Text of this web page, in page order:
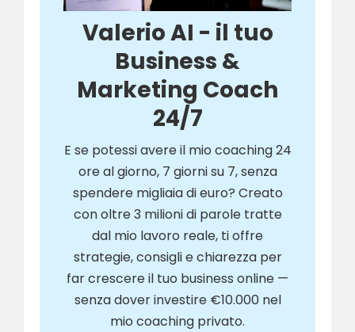
Valerio AI - il tuo
Business &
Marketing Coach
24/7
E se potessi avere il mio coaching 24
ore al giorno, 7 giorni su 7, senza
spendere migliaia di euro? Creato
con oltre 3 milioni di parole tratte
dal mio lavoro reale, ti offre
strategie, consigli e chiarezza per
far crescere il tuo business online —
senza dover investire €10.000 nel
mio coaching privato.